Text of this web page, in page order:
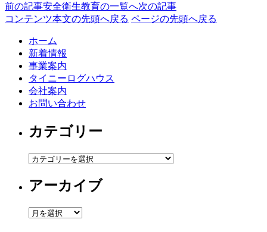
前の記事安全衛生教育の一覧へ次の記事
コンテンツ本文の先頭へ戻る ページの先頭へ戻る
ホーム
新着情報
事業案内
タイニーログハウス
会社案内
お問い合わせ
カテゴリー
カ
ゴ
ー
アーカイブ
ア